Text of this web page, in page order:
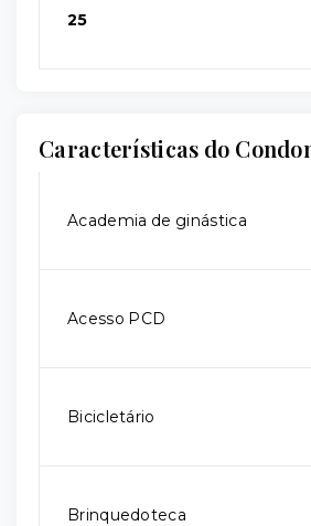
25
Características do
Academia de ginástica
Acesso PCD
Bicicletário
Brinquedoteca